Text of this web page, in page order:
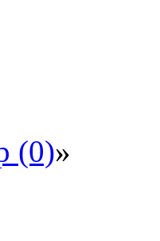
(0)»